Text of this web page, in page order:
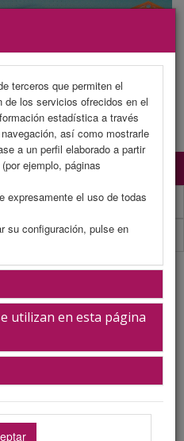
terceros que permiten el
los servicios ofrecidos en el
estadística a través
así como mostrarle
a un perfil elaborado a partir
ejemplo, páginas
expresamente el uso de todas
su configuración, pulse en
utilizan en esta página